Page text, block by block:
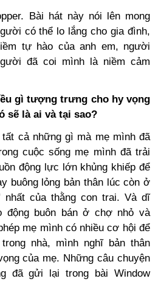
Bài hát này nói lên mong
có thể lo lắng cho gia đình,
tự hào của anh em, người
đã coi mình là niềm cảm
gì tượng trưng cho hy vọng
sẽ là ai và tại sao?
cả những gì mà mẹ mình đã
cuộc sống mẹ mình đã trải
động lực lớn khủng khiếp để
buông lỏng bản thân lúc còn ở
nhất của thằng con trai. Và dĩ
động buôn bán ở chợ nhỏ và
mẹ mình có nhiều cơ hội để
nhà, mình nghĩ bản thân
của mẹ. Những câu chuyện
đã gửi lại trong bài Window